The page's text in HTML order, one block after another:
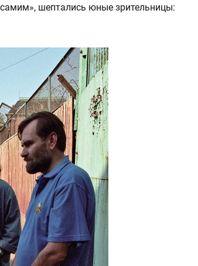
шептались юные зрительницы: